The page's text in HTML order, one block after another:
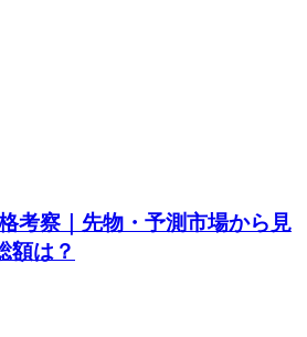
考察｜先物・予測市場から見
額は？